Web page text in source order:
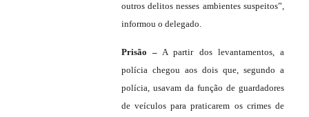
outros delitos nesses ambientes suspeitos”,
informou o delegado.
Prisão –A partir dos levantamentos, a
polícia chegou aos dois que, segundo a
polícia, usavam da função de guardadores
de veículos para praticarem os crimes de